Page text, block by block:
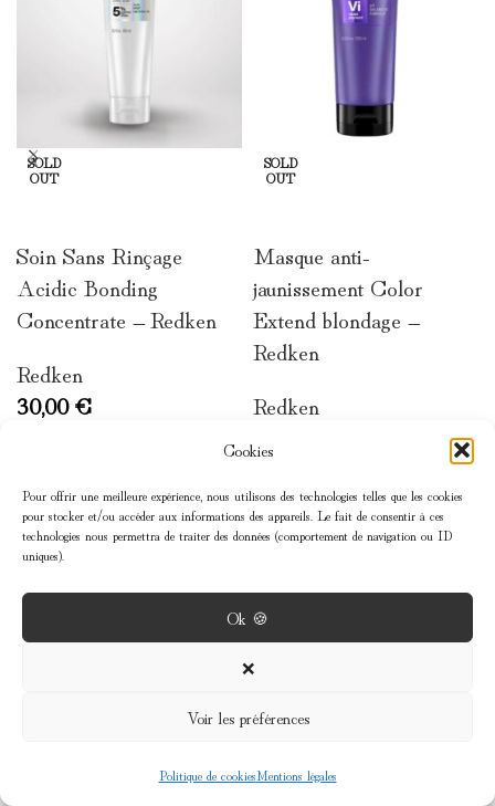
Cookies
Pour offrir une meilleure expérience, nous utilisons des technologies telles que les cookies
pour stocker et/ou accéder aux informations des appareils. Le fait de consentir à ces
technologies nous permettra de traiter des données (comportement de navigation ou ID
uniques).
Ok 🍪
❌
Voir les préférences
Politique de cookiesMentions légales
SOLD
OUT
Soin Sans Rinçage
Acidic Bonding
Concentrate – Redken
Redken
30,00€
SOLD
OUT
Masque anti-
jaunissement Color
Extend blondage –
Redken
Redken